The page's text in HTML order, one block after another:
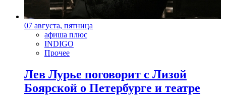
07 августа, пятница
афиша плюс
INDIGO
Прочее
Лев Лурье поговорит с Лизой
Боярской о Петербурге и театре